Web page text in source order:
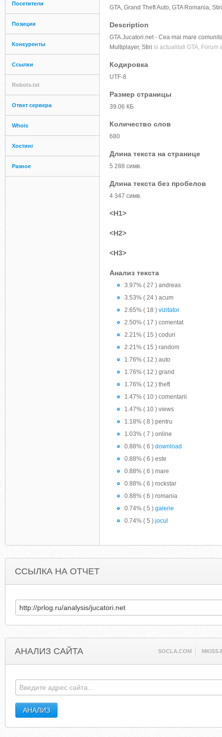
Посетители
Позиции
Конкуренты
Ссылки
Robots.txt
Ответ сервера
Whois
Хостинг
Разное
GTA, Grand Theft Auto, GTA Romania,
Description
GTA.Jucatori.net - Cea mai mare
Multiplayer, Stiri si actualitati GTA, Forum
Кодировка
UTF-8
Размер страницы
39.06 КБ
Количество слов
680
Длина текста на странице
5 288 симв.
Длина текста без пробелов
4 347 симв.
<H1>
<H2>
<H3>
Анализ текста
3.97% ( 27 ) andreas
3.53% ( 24 ) acum
2.65% ( 18 ) vizitator
2.50% ( 17 ) comentat
2.21% ( 15 ) coduri
2.21% ( 15 ) random
1.76% ( 12 ) auto
1.76% ( 12 ) grand
1.76% ( 12 ) theft
1.47% ( 10 ) comentarii
1.47% ( 10 ) views
1.18% ( 8 ) pentru
1.03% ( 7 ) online
0.88% ( 6 ) download
0.88% ( 6 ) este
0.88% ( 6 ) mare
0.88% ( 6 ) rockstar
0.88% ( 6 ) romania
0.74% ( 5 ) galerie
0.74% ( 5 ) jocul
ССЫЛКА НА ОТЧЕТ
АНАЛИЗ САЙТА SOCLA.COM